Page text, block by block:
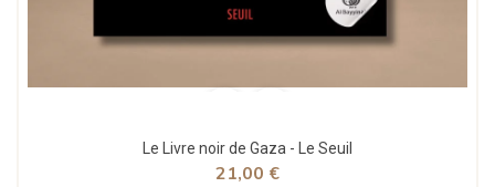
Le Livre noir de Gaza - Le Seuil
21,00 €